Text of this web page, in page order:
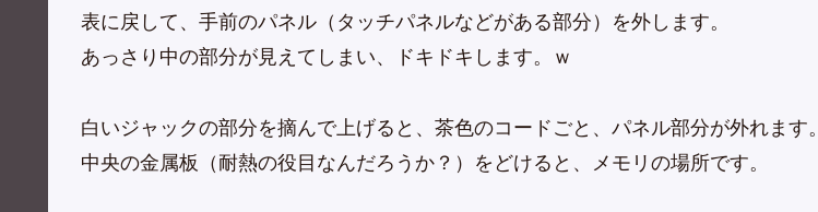
表に戻して、手前のパネル（タッチパネルなどがある部分）を外します。
あっさり中の部分が見えてしまい、ドキドキします。ｗ
白いジャックの部分を摘んで上げると、茶色のコードごと、パネル部分が外れます。
中央の金属板（耐熱の役目なんだろうか？）をどけると、メモリの場所です。